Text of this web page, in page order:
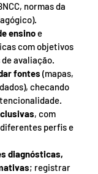
normas da
ensino e
com objetivos
avaliação.
fontes (mapas,
checando
, com
perfis e
diagnósticas,
; registrar